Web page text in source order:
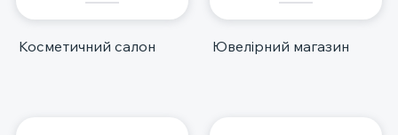
Косметичний салон Ювелірний магазин